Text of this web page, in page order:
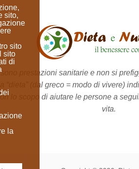
sito,
sito
sito
di
la
prestazioni sanitarie e non si
(dal greco = modo di vivere)
lo scopo di aiutare le persone a
vita.